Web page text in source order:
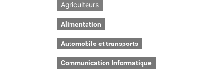
Agriculteurs
Alimentation
Automobile et transports
Communication Informatique